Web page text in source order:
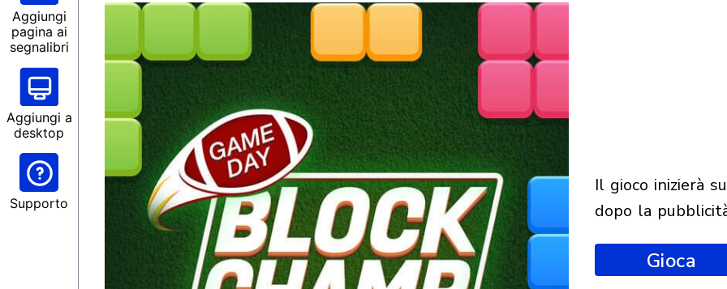
Aggiungi
pagina ai
segnalibri
Aggiungi a
desktop
Supporto
il gioco inizierà subito
dopo la
Gioca